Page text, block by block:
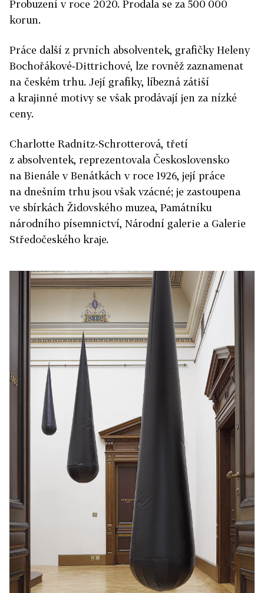
Probuzení v roce 2020. Prodala se za 500 000
korun.
Práce další z prvních absolventek, grafičky Heleny
Bochořákové‑Dittrichové, lze rovněž zaznamenat
na českém trhu. Její grafiky, líbezná zátiší
a krajinné motivy se však prodávají jen za nízké
ceny.
Charlotte Radnitz-Schrotterová, třetí
z absolventek, reprezentovala Československo
na Bienále v Benátkách v roce 1926, její práce
na dnešním trhu jsou však vzácné; je zastoupena
ve sbírkách Židovského muzea, Památníku
národního písemnictví, Národní galerie a Galerie
Středočeského kraje.